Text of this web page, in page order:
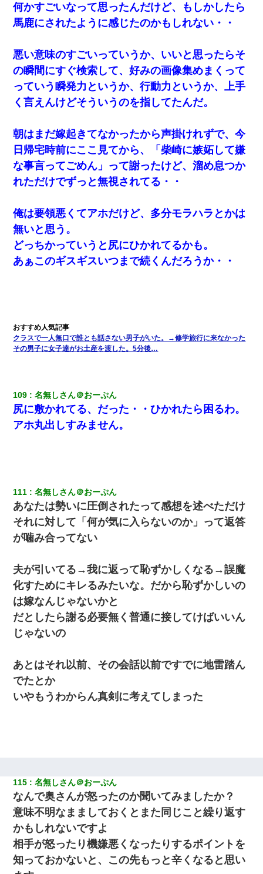
高1のとき男に襲われ、不妊の叔母に頼まれて出産。→叔母夫婦が
養子縁組してアメリカに子供を連れ帰った。→9・11で叔母夫婦が
子供の頃、母の弟にイタズラされてて中学に入ってから関係を持
ってしまった。拒絶したら「全部バラしてやる」と脅迫されたの
で両親に全部話した。
見回りで犯人が捕まったが、それが…｜生活｜ヌルポあんてな
ケーキバイキングにいた単独の50くらいのオッサン、強烈だっ
た。
死亡・・・
隣の部屋の住民の母親、オートロックを突破してマンションに入
り込んできたみたいで、ずっとドアの前で喚いてて滅茶苦茶うる
さかった。
私（23）冗談のつもりで上司（27）に胸を揉ませた結果・・・
何かすごいなって思ったんだけど、もしかしたら
馬鹿にされたように感じたのかもしれない・・
悪い意味のすごいっていうか、いいと思ったらそ
の瞬間にすぐ検索して、好みの画像集めまくって
っていう瞬発力というか、行動力というか、上手
く言えんけどそういうのを指してたんだ。
朝はまだ嫁起きてなかったから声掛けれずで、今
日帰宅時前にここ見てから、「柴崎に嫉妬して嫌
な事言ってごめん」って謝ったけど、溜め息つか
れただけでずっと無視されてる・・
俺は要領悪くてアホだけど、多分モラハラとかは
無いと思う。
どっちかっていうと尻にひかれてるかも。
あぁこのギスギスいつまで続くんだろうか・・
クラスで一人無口で誰とも話さない男子がいた。→修学旅行に来なかった
その男子に女子達がお土産を渡した。5分後…
109 名無しさん＠おーぷん
尻に敷かれてる、だった・・ひかれたら困るわ。
アホ丸出しすみません。
111 名無しさん＠おーぷん
あなたは勢いに圧倒されたって感想を述べただけ
それに対して「何が気に入らないのか」って返答
が噛み合ってない
夫が引いてる→我に返って恥ずかしくなる→誤魔
化すためにキレるみたいな。だから恥ずかしいの
は嫁なんじゃないかと
だとしたら謝る必要無く普通に接してけばいいん
じゃないの
あとはそれ以前、その会話以前ですでに地雷踏ん
でたとか
いやもうわからん真剣に考えてしまった
115 名無しさん＠おーぷん
なんで奥さんが怒ったのか聞いてみましたか？
意味不明なまましておくとまた同じこと繰り返す
かもしれないですよ
相手が怒ったり機嫌悪くなったりするポイントを
知っておかないと、この先もっと辛くなると思い